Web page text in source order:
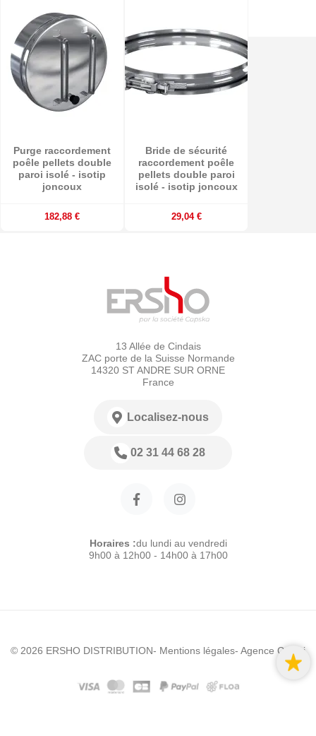
Purge raccordement
poêle pellets double
paroi isolé - isotip
joncoux
182,88 €
Bride de sécurité
raccordement poêle
pellets double paroi
isolé - isotip joncoux
29,04 €
13 Allée de Cindais
ZAC porte de la Suisse Normande
14320 ST ANDRE SUR ORNE
France
Localisez-nous
02 31 44 68 28
Horaires :du lundi au vendredi
9h00 à 12h00 - 14h00 à 17h00
© 2026 ERSHO DISTRIBUTION- Mentions légales- Agence Colibri